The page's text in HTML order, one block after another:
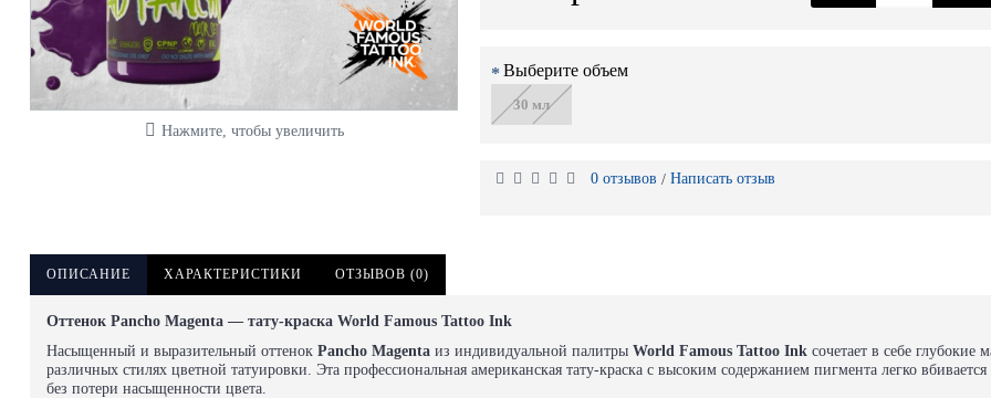
Нажмите, чтобы увеличить
Выберите объем
30 мл
0 отзывов / Написать отзыв
ОПИСАНИЕ ХАРАКТЕРИСТИКИ ОТЗЫВОВ (0)
Оттенок Pancho Magenta — тату-краска World Famous Tattoo Ink
Насыщенный и выразительный оттенок Pancho Magenta из индивидуальной палитры World Famous Tattoo Ink сочетает в себе
различных стилях цветной татуировки. Эта профессиональная американская тату-краска с высоким содержанием пигмента легко
без потери насыщенности цвета.